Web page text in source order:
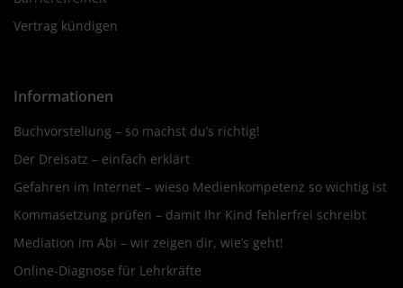
Vertrag kündigen
Informationen
Buchvorstellung – so machst du’s richtig!
Der Dreisatz – einfach erklärt
Gefahren im Internet – wieso Medienkompetenz so wichtig ist
Kommasetzung prüfen – damit Ihr Kind fehlerfrei schreibt
Mediation im Abi – wir zeigen dir, wie’s geht!
Online-Diagnose für Lehrkräfte